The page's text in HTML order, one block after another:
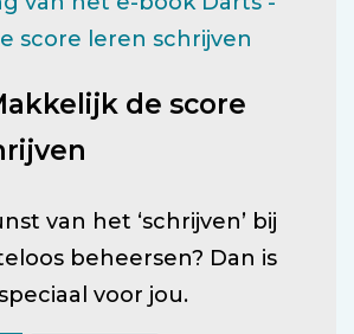
de score
van het ‘schrijven’ bij
beheersen? Dan is
voor jou.